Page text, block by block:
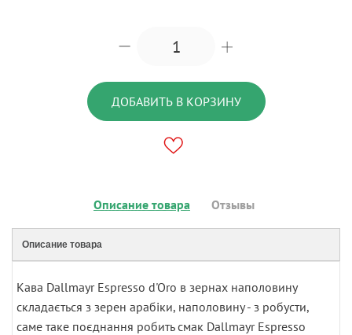
ДОБАВИТЬ В КОРЗИНУ
Описание товара Отзывы
Описание товара
Кава Dallmayr Espresso d'Oro в зернах наполовину
складається з зерен арабіки, наполовину - з робусти,
саме таке поєднання робить смак Dallmayr Espresso